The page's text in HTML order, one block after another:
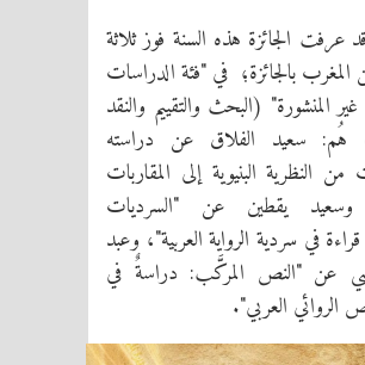
عرفت الجائزة هذه السنة فوز ثلاثة
المغرب بالجائزة؛ في "فئة الدراسات
المنشورة" (البحث والتقييم والنقد
هُم: سعيد الفلاق عن دراسته
من النظرية البنيوية إلى المقاربات
وسعيد يقطين عن "السرديات
قراءة في سردية الرواية العربية"، وعبد
عن "النص المركَّب: دراسةٌ في
الروائي العربي".